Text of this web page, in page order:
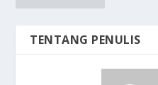
TENTANG PENULIS